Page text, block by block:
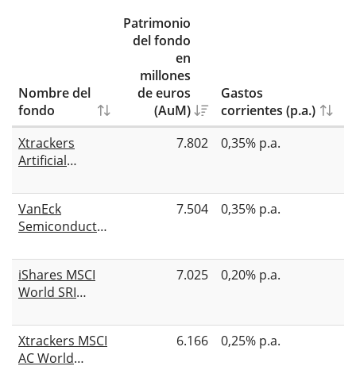
Nombre del
fondo
Patrimonio
del fondo
en
millones
de euros
(AuM)
Gastos
corrientes (p.a.)
Xtrackers
Artificial
Big Data UCITS
ETF 1C
7.802 0,35% p.a.
VanEck
Semiconductor
7.504 0,35% p.a.
iShares MSCI
World SRI
(Acc)
7.025 0,20% p.a.
Xtrackers MSCI
AC World
6.166 0,25% p.a.